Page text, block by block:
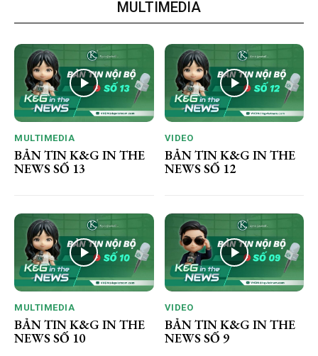
MULTIMEDIA
MULTIMEDIA
BẢN TIN K&G IN THE
NEWS SỐ 13
VIDEO
BẢN TIN K&G IN THE
NEWS SỐ 12
MULTIMEDIA
BẢN TIN K&G IN THE
NEWS SỐ 10
VIDEO
BẢN TIN K&G IN THE
NEWS SỐ 9